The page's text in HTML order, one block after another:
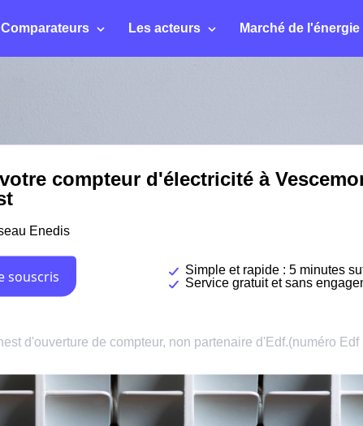
Comparateurs Les acteurs Marché de l'énergie